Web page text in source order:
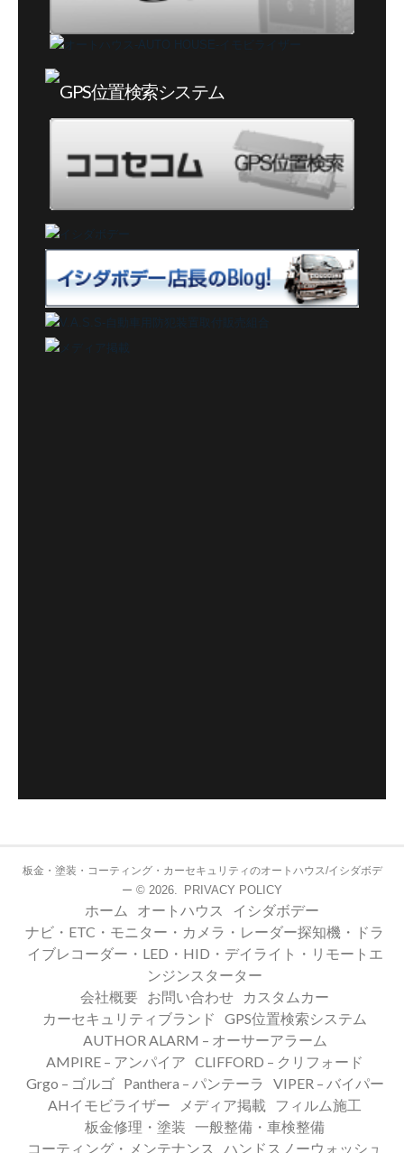
板金・塗装・コーティング・カーセキュリティのオートハウス/イシダボデ
ー © 2026. PRIVACY POLICY
ホーム オートハウス
イシダボデー
ナビ・ETC・モニター・カメラ・レーダー探知機・ドラ
イブレコーダー・LED・HID・デイライト・リモートエ
ンジンスターター
会社概要 お問い合わせ
カスタムカー
カーセキュリティブランド
GPS位置検索システム
AUTHOR ALARM – オーサーアラーム
AMPIRE – アンパイア CLIFFORD – クリフォード
Grgo – ゴルゴ
Panthera – パンテーラ
VIPER – バイパー
AHイモビライザー
メディア掲載
フィルム施工
板金修理・塗装 一般整備・車検整備
コーティング・メンテナンス
ハンドスノーウォッシュ